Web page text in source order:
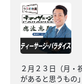
２月２３日（月・
があると思うもの」